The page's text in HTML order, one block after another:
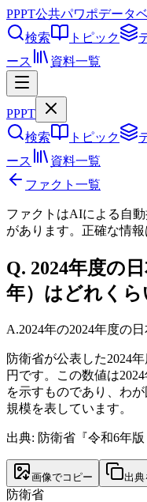
PPPT公共パワポデータ
検索
トピック
ース
資料一覧
PPPT
検索
トピック
ース
資料一覧
ファクト一覧
ファクトはAIによる自
があります。正確な情報
Q. 2024年度の
年）はどれくら
A.2024年の2024年度の
防衛省が公表した2024
円です。この数値は
を示すものであり、わ
規模を表しています。
出典: 防衛省『令和6年
画像でコピー 出典
防衛省